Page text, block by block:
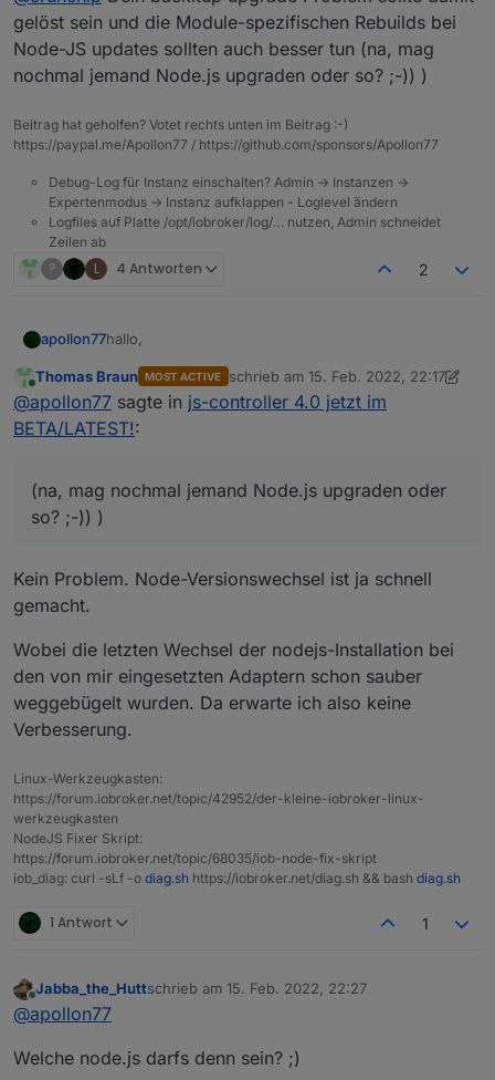
gelöst sein und die Module-spezifischen Rebuilds bei
Node-JS updates sollten auch besser tun (na, mag
nochmal jemand Node.js upgraden oder so? ;-)) )
Beitrag hat geholfen? Votet rechts unten im Beitrag :-)
https://paypal.me/Apollon77 / https://github.com/sponsors/Apollon77
Debug-Log für Instanz einschalten? Admin -> Instanzen ->
Expertenmodus -> Instanz aufklappen - Loglevel ändern
Logfiles auf Platte /opt/iobroker/log/… nutzen, Admin schneidet
Zeilen ab
? L 4 Antworten 2
apollon77hallo,
mit dem Feedback der letzten tage habe ich heute
den js-controller 4.0.10, aka Stable-RC2 für Euch.
Enthalten ist:
4.0.10 (2022-02-15)
(foxriver76) allow null for object.states also for
(Apollon77) Make sure adapters that are
adapter start
damit gelöst sein und die Module-spezifischen
Online
Thomas Braun MOST ACTIVE schrieb am 15. Feb. 2022, 22:17
zuletzt editiert von Thomas Braun
@apollon77 sagte in js-controller 4.0 jetzt im
BETA/LATEST!:
(na, mag nochmal jemand Node.js upgraden oder
so? ;-)) )
Kein Problem. Node-Versionswechsel ist ja schnell
gemacht.
Wobei die letzten Wechsel der nodejs-Installation bei
den von mir eingesetzten Adaptern schon sauber
weggebügelt wurden. Da erwarte ich also keine
Verbesserung.
Linux-Werkzeugkasten:
https://forum.iobroker.net/topic/42952/der-kleine-iobroker-linux-
werkzeugkasten
NodeJS Fixer Skript:
https://forum.iobroker.net/topic/68035/iob-node-fix-skript
iob_diag: curl -sLf -o diag.sh https://iobroker.net/diag.sh && bash diag.sh
1 Antwort 1
Offline
Jabba_the_Huttschrieb am 15. Feb. 2022, 22:27
zuletzt editiert von
@apollon77
Welche node.js darfs denn sein? ;)